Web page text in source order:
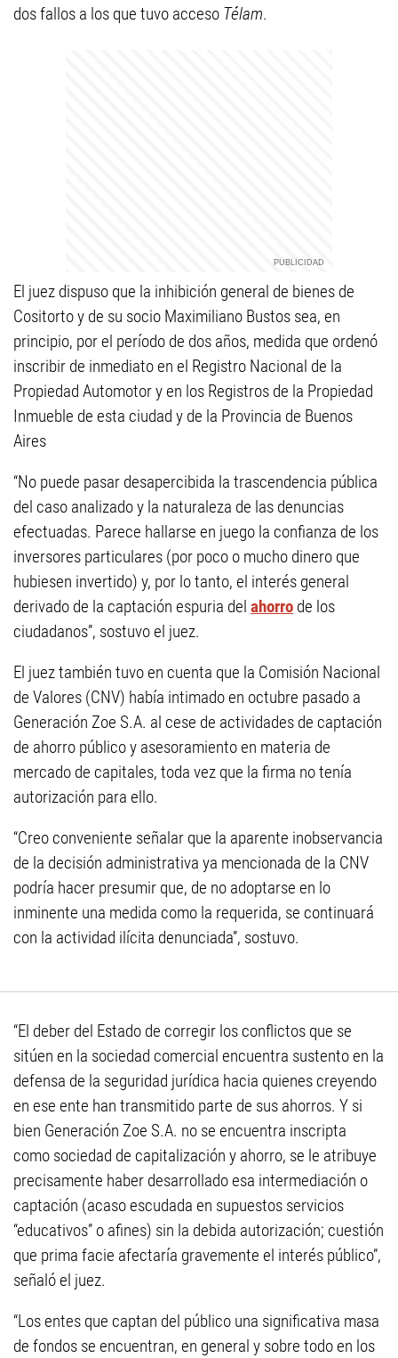
dos fallos a los que tuvo acceso Télam.
El juez dispuso que la inhibición general de bienes de
Cositorto y de su socio Maximiliano Bustos sea, en
principio, por el período de dos años, medida que ordenó
inscribir de inmediato en el Registro Nacional de la
Propiedad Automotor y en los Registros de la Propiedad
Inmueble de esta ciudad y de la Provincia de Buenos
Aires
“No puede pasar desapercibida la trascendencia pública
del caso analizado y la naturaleza de las denuncias
efectuadas. Parece hallarse en juego la confianza de los
inversores particulares (por poco o mucho dinero que
hubiesen invertido) y, por lo tanto, el interés general
derivado de la captación espuria del ahorro de los
ciudadanos”, sostuvo el juez.
El juez también tuvo en cuenta que la Comisión Nacional
de Valores (CNV) había intimado en octubre pasado a
Generación Zoe S.A. al cese de actividades de captación
de ahorro público y asesoramiento en materia de
mercado de capitales, toda vez que la firma no tenía
autorización para ello.
“Creo conveniente señalar que la aparente inobservancia
de la decisión administrativa ya mencionada de la CNV
podría hacer presumir que, de no adoptarse en lo
inminente una medida como la requerida, se continuará
con la actividad ilícita denunciada”, sostuvo.
“El deber del Estado de corregir los conflictos que se
sitúen en la sociedad comercial encuentra sustento en la
defensa de la seguridad jurídica hacia quienes creyendo
en ese ente han transmitido parte de sus ahorros. Y si
bien Generación Zoe S.A. no se encuentra inscripta
como sociedad de capitalización y ahorro, se le atribuye
precisamente haber desarrollado esa intermediación o
captación (acaso escudada en supuestos servicios
“educativos” o afines) sin la debida autorización; cuestión
que prima facie afectaría gravemente el interés público”,
señaló el juez.
“Los entes que captan del público una significativa masa
de fondos se encuentran, en general y sobre todo en los